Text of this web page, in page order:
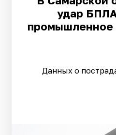
удар
промышленное
Данных о